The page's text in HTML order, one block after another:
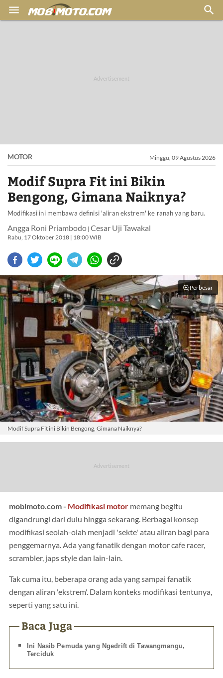
 
MOTOR Minggu, 09 Agustus 2026
Modif Supra Fit ini Bikin
Bengong, Gimana Naiknya?
Modifikasi ini membawa definisi 'aliran ekstrem' ke ranah yang baru.
Angga Roni Priambodo | Cesar Uji Tawakal
Rabu, 17 Oktober 2018 | 18:00 WIB
Perbesar
Modif Supra Fit ini Bikin Bengong, Gimana Naiknya?
mobimoto.com - Modifikasi motor memang begitu
digandrungi dari dulu hingga sekarang. Berbagai konsep
modifikasi seolah-olah menjadi 'sekte' atau aliran bagi para
penggemarnya. Ada yang fanatik dengan motor cafe racer,
scrambler, japs style dan lain-lain.
Tak cuma itu, beberapa orang ada yang sampai fanatik
dengan aliran 'ekstrem'. Dalam konteks modifikasi tentunya,
seperti yang satu ini.
Baca Juga
Ini Nasib Pemuda yang Ngedrift di Tawangmangu,
Terciduk